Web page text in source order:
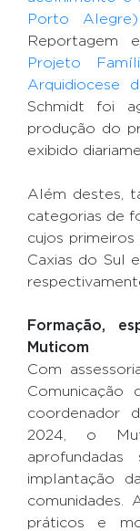
Porto Alegre)
Reportagem
Projeto
Arquidiocese
Schmidt foi
produção do
exibido
Além destes,
categorias de
cujos
Caxias do Sul
Formação,
Muticom
Com
coordenador
2024, o
implantação
práticos e